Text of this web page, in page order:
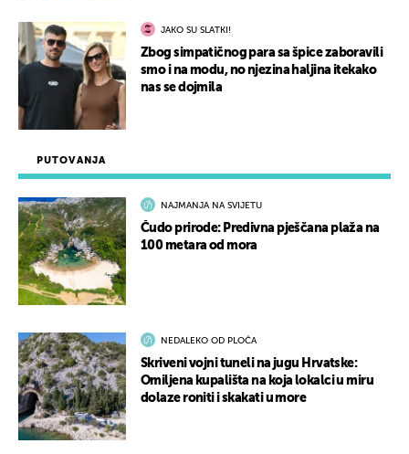
PUTOVANJA
NAJMANJA NA SVIJETU
Čudo prirode: Predivna pješčana plaža na
100 metara od mora
NEDALEKO OD PLOČA
Skriveni vojni tuneli na jugu Hrvatske:
Omiljena kupališta na koja lokalci u miru
dolaze roniti i skakati u more
JAKO SU SLATKI!
Zbog simpatičnog para sa špice zaboravili
smo i na modu, no njezina haljina itekako
nas se dojmila